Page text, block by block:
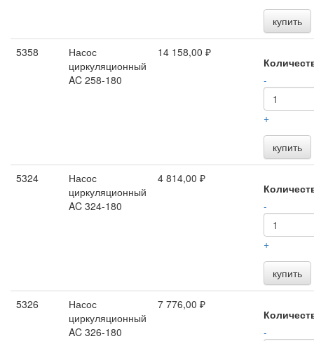
купить
5358
Насос
циркуляционный
AC 258-180
14 158,00 ₽
-
+
купить
5324
Насос
циркуляционный
AC 324-180
4 814,00 ₽
-
+
купить
5326
Насос
циркуляционный
AC 326-180
7 776,00 ₽
-